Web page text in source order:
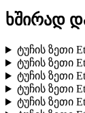
ხშირად
ტუჩის ზეთი
ტუჩის ზეთი
ტუჩის ზეთი
ტუჩის ზეთი
ტუჩის ზეთი